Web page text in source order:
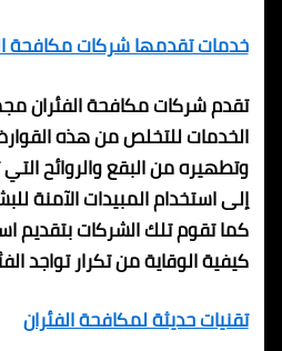
خدمات تقدمها شركات مكافحة
تقدم شركات مكافحة الفئران
الخدمات للتخلص من هذه
وتطهيره من البقع والروائح التي
إلى استخدام المبيدات الآمنة
كما تقوم تلك الشركات بتقديم
كيفية الوقاية من تكرار تواجد
تقنيات حديثة لمكافحة الفئران